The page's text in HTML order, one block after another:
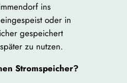
ins
oder in
gespeichert
zu nutzen.
Stromspeicher?